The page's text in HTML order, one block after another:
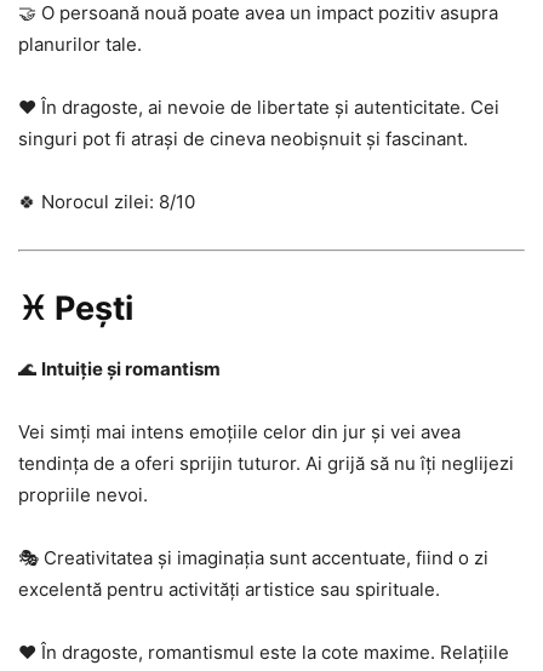
🤝 O persoană nouă poate avea un impact pozitiv asupra
planurilor tale.
❤️ În dragoste, ai nevoie de libertate și autenticitate. Cei
singuri pot fi atrași de cineva neobișnuit și fascinant.
🍀 Norocul zilei: 8/10
♓ Pești
🌊 Intuiție și romantism
Vei simți mai intens emoțiile celor din jur și vei avea
tendința de a oferi sprijin tuturor. Ai grijă să nu îți neglijezi
propriile nevoi.
🎭 Creativitatea și imaginația sunt accentuate, fiind o zi
excelentă pentru activități artistice sau spirituale.
❤️ În dragoste, romantismul este la cote maxime. Relațiile